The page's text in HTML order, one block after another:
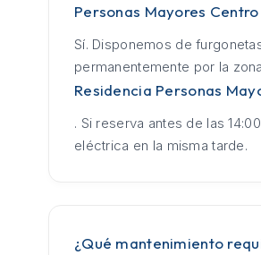
Personas Mayores
Sí. Disponemos de
permanentemente por la
Residencia Personas
. Si reserva antes de las
eléctrica en la misma tarde.
¿Qué mantenimiento